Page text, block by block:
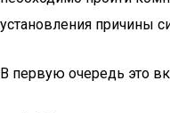
установления причины
В первую очередь это